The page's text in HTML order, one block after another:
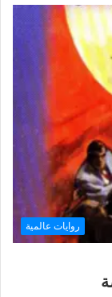
روايات عالمية